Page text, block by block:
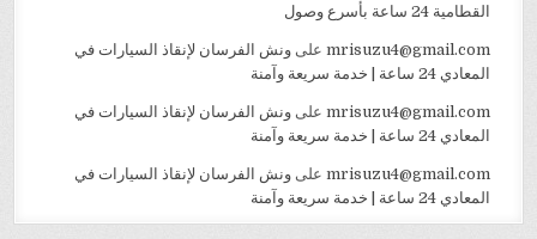
القطامية 24 ساعة بأسرع وصول
mrisuzu4@gmail.comعلى ونش الفرسان لإنقاذ السيارات في
المعادي 24 ساعة | خدمة سريعة وآمنة
mrisuzu4@gmail.comعلى ونش الفرسان لإنقاذ السيارات في
المعادي 24 ساعة | خدمة سريعة وآمنة
mrisuzu4@gmail.comعلى ونش الفرسان لإنقاذ السيارات في
المعادي 24 ساعة | خدمة سريعة وآمنة